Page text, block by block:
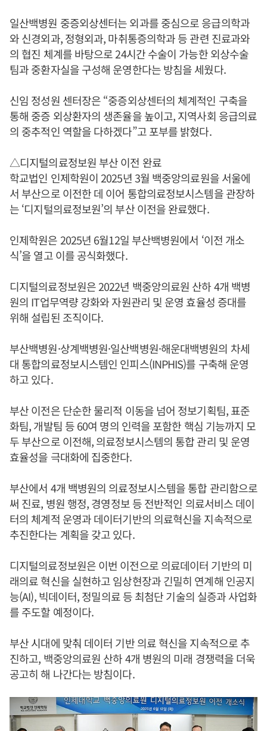
일산백병원 중증외상센터는 외과를 중심으로 응급의학과
와 신경외과, 정형외과, 마취통증의학과 등 관련 진료과와
의 협진 체계를 바탕으로 24시간 수술이 가능한 외상수술
팀과 중환자실을 구성해 운영한다는 방침을 세웠다.
신임 정성원 센터장은 “중증외상센터의 체계적인 구축을
통해 중증 외상환자의 생존율을 높이고, 지역사회 응급의료
의 중추적인 역할을 다하겠다”고 포부를 밝혔다.
△디지털의료정보원 부산 이전 완료
학교법인 인제학원이 2025년 3월 백중앙의료원을 서울에
서 부산으로 이전한 데 이어 통합의료정보시스템을 관장하
는 ‘디지털의료정보원’의 부산 이전을 완료했다.
인제학원은 2025년 6월12일 부산백병원에서 ‘이전 개소
식’을 열고 이를 공식화했다.
디지털의료정보원은 2022년 백중앙의료원 산하 4개 백병
원의 IT업무역량 강화와 자원관리 및 운영 효율성 증대를
위해 설립된 조직이다.
부산백병원·상계백병원·일산백병원·해운대백병원의 차세
대 통합의료정보시스템인 인피스(INPHIS)를 구축해 운영
하고 있다.
부산 이전은 단순한 물리적 이동을 넘어 정보기획팀, 표준
화팀, 개발팀 등 60여 명의 인력을 포함한 핵심 기능까지 모
두 부산으로 이전해, 의료정보시스템의 통합 관리 및 운영
효율성을 극대화에 집중한다.
부산에서 4개 백병원의 의료정보시스템을 통합 관리함으로
써 진료, 병원 행정, 경영정보 등 전반적인 의료서비스 데이
터의 체계적 운영과 데이터기반의 의료혁신을 지속적으로
추진한다는 계획을 갖고 있다.
디지털의료정보원은 이번 이전으로 의료데이터 기반의 미
래의료 혁신을 실현하고 임상현장과 긴밀히 연계해 인공지
능(AI), 빅데이터, 정밀의료 등 최첨단 기술의 실증과 사업화
를 주도할 예정이다.
부산 시대에 맞춰 데이터 기반 의료 혁신을 지속적으로 추
진하고, 백중앙의료원 산하 4개 병원의 미래 경쟁력을 더욱
공고히 해 나간다는 방침이다.